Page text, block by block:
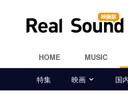
HOME MUSIC
特集 映画 国